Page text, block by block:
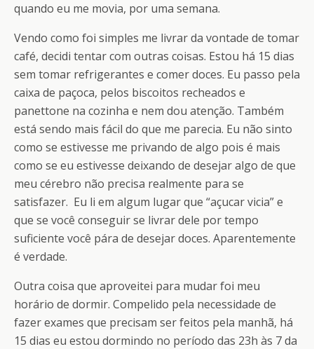
quando eu me movia, por uma semana.
Vendo como foi simples me livrar da vontade de tomar
café, decidi tentar com outras coisas. Estou há 15 dias
sem tomar refrigerantes e comer doces. Eu passo pela
caixa de paçoca, pelos biscoitos recheados e
panettone na cozinha e nem dou atenção. Também
está sendo mais fácil do que me parecia. Eu não sinto
como se estivesse me privando de algo pois é mais
como se eu estivesse deixando de desejar algo de que
meu cérebro não precisa realmente para se
satisfazer. Eu li em algum lugar que “açucar vicia” e
que se você conseguir se livrar dele por tempo
suficiente você pára de desejar doces. Aparentemente
é verdade.
Outra coisa que aproveitei para mudar foi meu
horário de dormir. Compelido pela necessidade de
fazer exames que precisam ser feitos pela manhã, há
15 dias eu estou dormindo no período das 23h às 7 da